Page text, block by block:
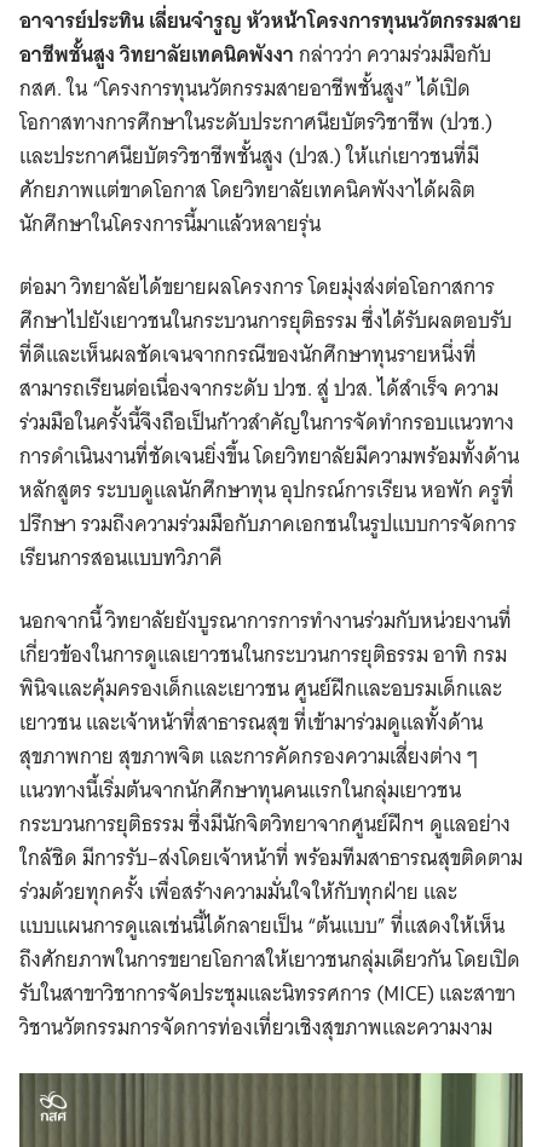
อาจารย์ประทิน เลี่ยนจำรูญ หัวหน้าโครงการทุนนวัตกรรมสาย
อาชีพชั้นสูง วิทยาลัยเทคนิคพังงากล่าวว่า ความร่วมมือกับ
กสศ. ใน “โครงการทุนนวัตกรรมสายอาชีพชั้นสูง” ได้เปิด
โอกาสทางการศึกษาในระดับประกาศนียบัตรวิชาชีพ (ปวช.)
และประกาศนียบัตรวิชาชีพชั้นสูง (ปวส.) ให้แก่เยาวชนที่มี
ศักยภาพแต่ขาดโอกาส โดยวิทยาลัยเทคนิคพังงาได้ผลิต
นักศึกษาในโครงการนี้มาแล้วหลายรุ่น
ต่อมา วิทยาลัยได้ขยายผลโครงการ โดยมุ่งส่งต่อโอกาสการ
ศึกษาไปยังเยาวชนในกระบวนการยุติธรรม ซึ่งได้รับผลตอบรับ
ที่ดีและเห็นผลชัดเจนจากกรณีของนักศึกษาทุนรายหนึ่งที่
สามารถเรียนต่อเนื่องจากระดับ ปวช. สู่ ปวส. ได้สำเร็จ ความ
ร่วมมือในครั้งนี้จึงถือเป็นก้าวสำคัญในการจัดทำกรอบแนวทาง
การดำเนินงานที่ชัดเจนยิ่งขึ้น โดยวิทยาลัยมีความพร้อมทั้งด้าน
หลักสูตร ระบบดูแลนักศึกษาทุน อุปกรณ์การเรียน หอพัก ครูที่
ปรึกษา รวมถึงความร่วมมือกับภาคเอกชนในรูปแบบการจัดการ
เรียนการสอนแบบทวิภาคี
นอกจากนี้ วิทยาลัยยังบูรณาการการทำงานร่วมกับหน่วยงานที่
เกี่ยวข้องในการดูแลเยาวชนในกระบวนการยุติธรรม อาทิ กรม
พินิจและคุ้มครองเด็กและเยาวชน ศูนย์ฝึกและอบรมเด็กและ
เยาวชน และเจ้าหน้าที่สาธารณสุข ที่เข้ามาร่วมดูแลทั้งด้าน
สุขภาพกาย สุขภาพจิต และการคัดกรองความเสี่ยงต่าง ๆ
แนวทางนี้เริ่มต้นจากนักศึกษาทุนคนแรกในกลุ่มเยาวชน
กระบวนการยุติธรรม ซึ่งมีนักจิตวิทยาจากศูนย์ฝึกฯ ดูแลอย่าง
ใกล้ชิด มีการรับ–ส่งโดยเจ้าหน้าที่ พร้อมทีมสาธารณสุขติดตาม
ร่วมด้วยทุกครั้ง เพื่อสร้างความมั่นใจให้กับทุกฝ่าย และ
แบบแผนการดูแลเช่นนี้ได้กลายเป็น “ต้นแบบ” ที่แสดงให้เห็น
ถึงศักยภาพในการขยายโอกาสให้เยาวชนกลุ่มเดียวกัน โดยเปิด
รับในสาขาวิชาการจัดประชุมและนิทรรศการ (MICE) และสาขา
วิชานวัตกรรมการจัดการท่องเที่ยวเชิงสุขภาพและความงาม